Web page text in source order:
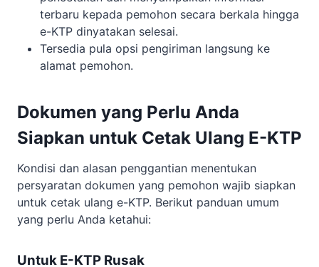
terbaru kepada pemohon secara berkala hingga
e-KTP dinyatakan selesai.
Tersedia pula opsi pengiriman langsung ke
alamat pemohon.
Dokumen yang Perlu Anda
Siapkan untuk Cetak Ulang E-KTP
Kondisi dan alasan penggantian menentukan
persyaratan dokumen yang pemohon wajib siapkan
untuk cetak ulang e-KTP. Berikut panduan umum
yang perlu Anda ketahui:
Untuk E-KTP Rusak